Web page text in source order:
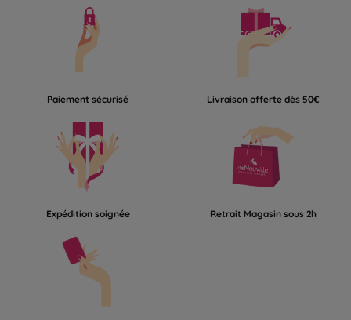
Paiement sécurisé Livraison offerte dès 50€
Expédition soignée Retrait Magasin sous 2h